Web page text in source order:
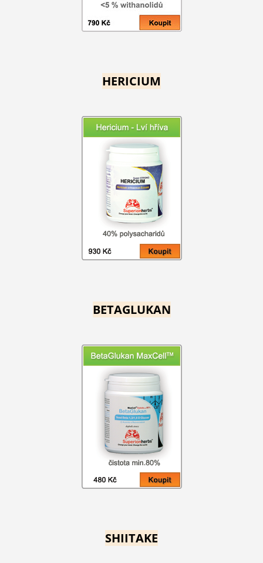
HERICIUM
BETAGLUKAN
SHIITAKE